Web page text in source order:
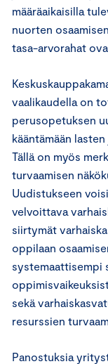
määräaikaisilla
nuorten
tasa-arvorahat
vaalikaudella on
perusopetuksen
kääntämään
Tällä on myös
turvaamisen
Uudistukseen
velvoittava
siirtymät
oppilaan
systemaattisempi
sekä
resurssien
Panostuksia